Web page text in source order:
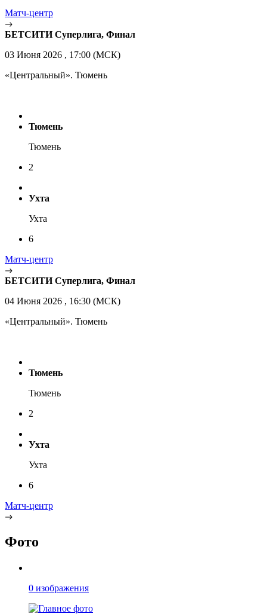
Матч-центр
БЕТСИТИ Суперлига, Финал
03 Июня 2026 , 17:00 (МСК)
«Центральный». Тюмень
Тюмень
Тюмень
2
Ухта
Ухта
6
Матч-центр
БЕТСИТИ Суперлига, Финал
04 Июня 2026 , 16:30 (МСК)
«Центральный». Тюмень
Тюмень
Тюмень
2
Ухта
Ухта
6
Матч-центр
Фото
0 изображения